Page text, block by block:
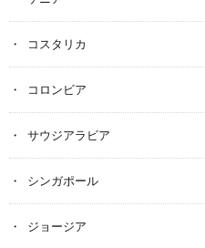
コスタリカ
コロンビア
サウジアラビア
シンガポール
ジョージア